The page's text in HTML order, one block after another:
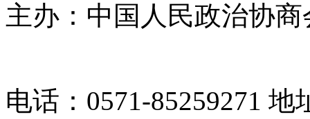
主办：中国人民政治协
电话：0571-85259271